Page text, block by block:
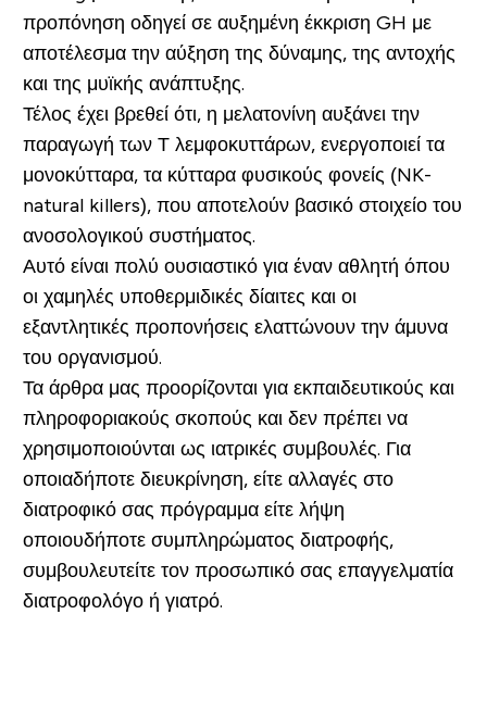
προπόνηση οδηγεί σε αυξημένη έκκριση GH με
αποτέλεσμα την αύξηση της δύναμης, της αντοχής
και της μυϊκής ανάπτυξης.
Τέλος έχει βρεθεί ότι, η μελατονίνη αυξάνει την
παραγωγή των Τ λεμφοκυττάρων, ενεργοποιεί τα
μονοκύτταρα, τα κύτταρα φυσικούς φονείς (NK-
natural killers), που αποτελούν βασικό στοιχείο του
ανοσολογικού συστήματος.
Αυτό είναι πολύ ουσιαστικό για έναν αθλητή όπου
οι χαμηλές υποθερμιδικές δίαιτες και οι
εξαντλητικές προπονήσεις ελαττώνουν την άμυνα
του οργανισμού.
Τα άρθρα μας προορίζονται για εκπαιδευτικούς και
πληροφοριακούς σκοπούς και δεν πρέπει να
χρησιμοποιούνται ως ιατρικές συμβουλές. Για
οποιαδήποτε διευκρίνηση, είτε αλλαγές στο
διατροφικό σας πρόγραμμα είτε λήψη
οποιουδήποτε συμπληρώματος διατροφής,
συμβουλευτείτε τον προσωπικό σας επαγγελματία
διατροφολόγο ή γιατρό.